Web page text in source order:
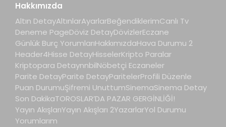
Hakkımızda
Altın DetayAltınlarAyarlarBeğendiklerimCanlı Tv
Deneme PageDöviz DetayDövizlerEczane
Günlük Burç YorumlarıHakkımızdaHava Durumu 2
Header4Hisse DetayHisselerKripto Paralar
Kriptopara DetaynnbilNöbetçi Eczaneler
Parite DetayParite DetayParitelerProfili Düzenle
Puan DurumuŞifremi UnuttumSinemaSinema Detay
Son DakikaTOROSLAR’DA PAZAR GERGİNLİĞİ!
Yayın AkışlarıYayın Akışları 2YazarlarYol Durumu
Yorumlarım